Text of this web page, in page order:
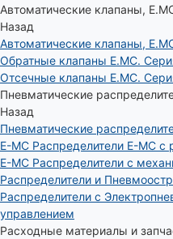
Автоматические клапаны,
Назад
Автоматические клапаны,
Обратные клапаны E.MC.
Отсечные клапаны E.MC.
Пневматические
Назад
Пневматические
E-MC Распределители E-MC
E-MC Распределители с
Распределители и
Распределители с
управлением
Расходные материалы и